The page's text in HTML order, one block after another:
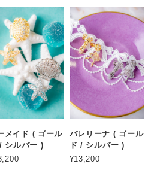
メイド ( ゴール
シルバー )
バレリーナ ( ゴール
ド / シルバー )
¥13,200